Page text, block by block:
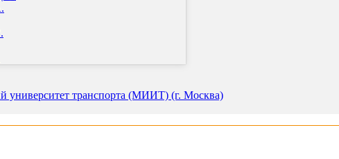
университет транспорта (МИИТ) (г. Москва)